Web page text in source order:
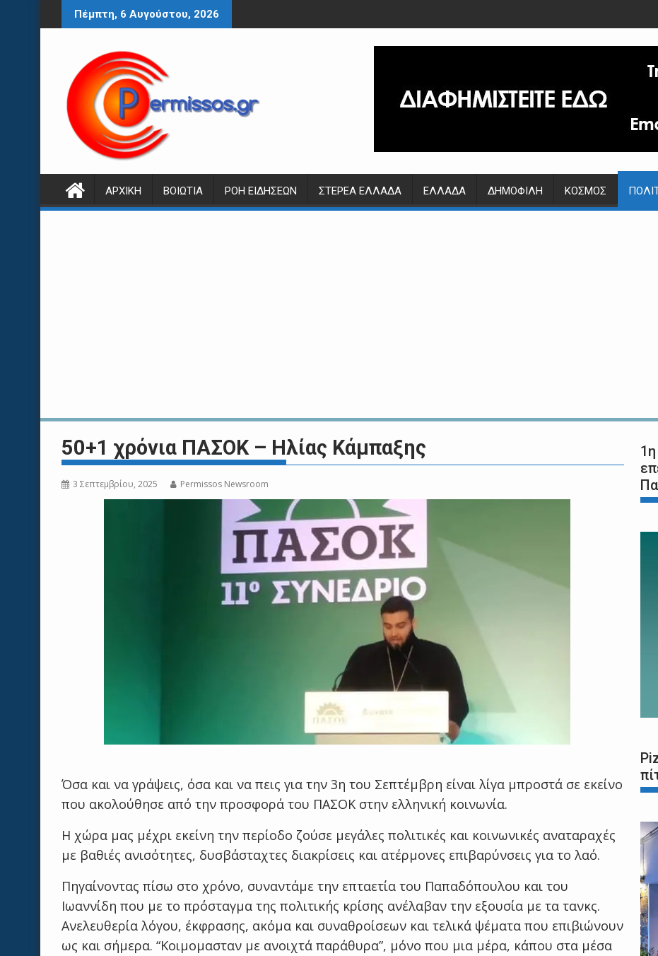
Περάστε
στο
Πέμπτη, 6 Αυγούστου, 2026
ΑΡΧΙΚΉ ΒΟΙΩΤΊΑ ΡΟΉ ΕΙΔΉΣΕΩΝ ΣΤΕΡΕΆ ΕΛΛΆΔΑ ΕΛΛΆΔΑ ΔΗΜΟΦΙΛΉ ΚΌΣΜΟΣ
50+1 χρόνια ΠΑΣΟΚ – Ηλίας Κάμπαξης
3 Σεπτεμβρίου, 2025 Permissos Newsroom
Όσα και να γράψεις, όσα και να πεις για την 3η του Σεπτέμβρη είναι λίγα μπροστά σε εκείνο
που ακολούθησε από την προσφορά του ΠΑΣΟΚ στην ελληνική κοινωνία.
Η χώρα μας μέχρι εκείνη την περίοδο ζούσε μεγάλες πολιτικές και κοινωνικές αναταραχές
με βαθιές ανισότητες, δυσβάσταχτες διακρίσεις και ατέρμονες επιβαρύνσεις για το λαό.
Πηγαίνοντας πίσω στο χρόνο, συναντάμε την επταετία του Παπαδόπουλου και του
Ιωαννίδη που με το πρόσταγμα της πολιτικής κρίσης ανέλαβαν την εξουσία με τα τανκς.
Ανελευθερία λόγου, έκφρασης, ακόμα και συναθροίσεων και τελικά ψέματα που επιβιώνουν
ως και σήμερα. “Κοιμομασταν με ανοιχτά παράθυρα”, μόνο που μια μέρα, κάπου στα μέσα